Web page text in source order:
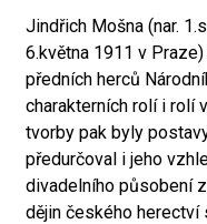
Jindřich Mošna (nar.
6.května 1911 v
předních herců
charakterních rolí i rolí
tvorby pak byly
předurčoval i jeho
divadelního působení
dějin českého herectví